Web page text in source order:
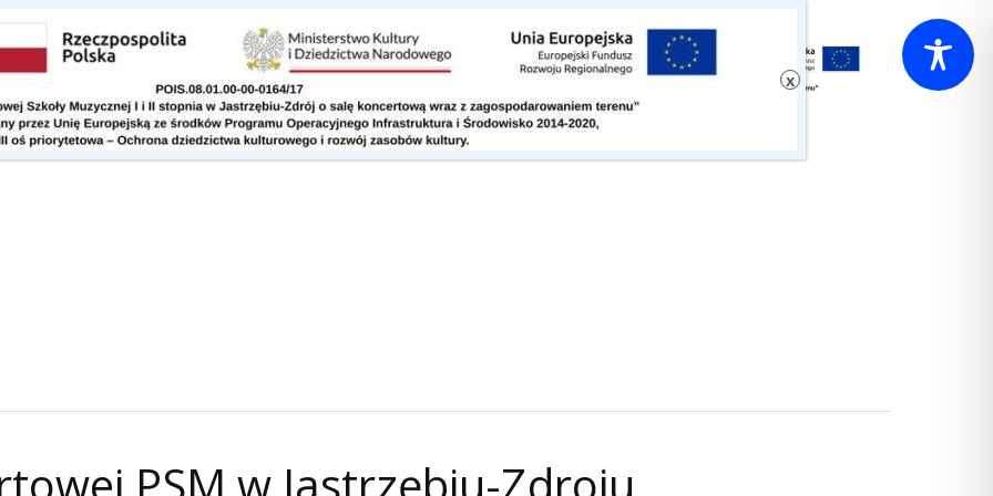
Kontakt Do pobrania